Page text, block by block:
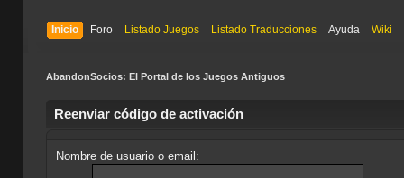
Inicio Foro Listado Juegos Listado Traducciones Ayuda Wiki
AbandonSocios: El Portal de los Juegos Antiguos
Reenviar código de activación
Nombre de usuario o email: